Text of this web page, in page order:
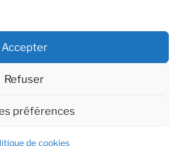
Accepter
Refuser
préférences
de cookies